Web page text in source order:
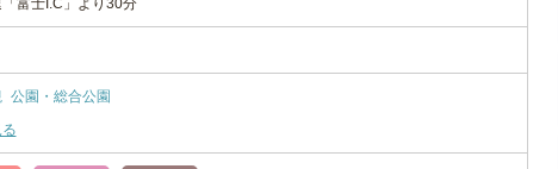
富士I.C」より30分
公園・総合公園